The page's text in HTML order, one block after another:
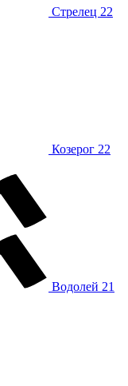
Стрелец 22
Козерог 22
Водолей 21